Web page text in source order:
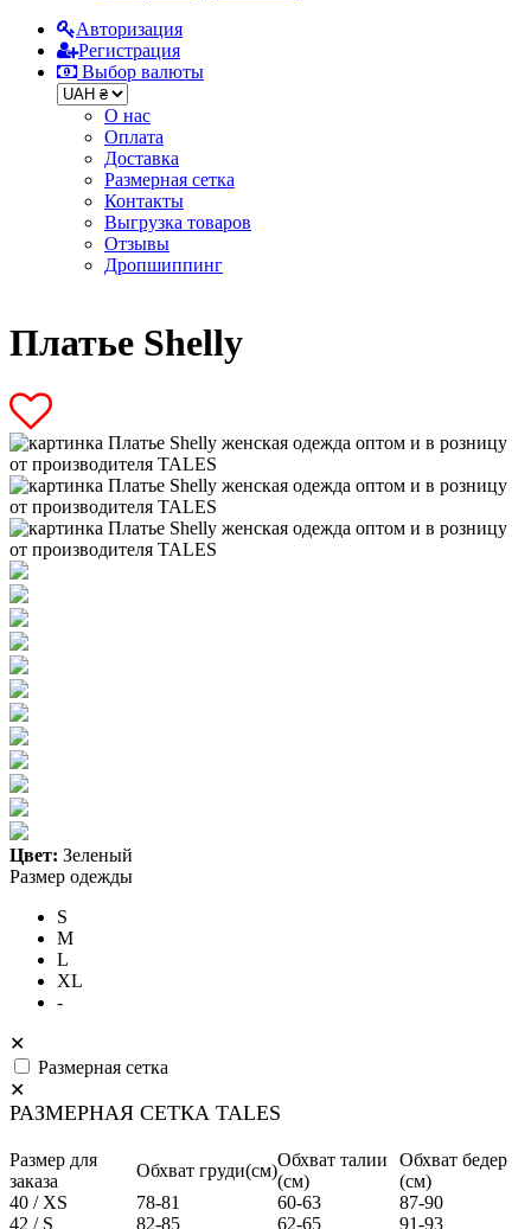
Авторизация
Регистрация
Выбор валюты
О нас
Оплата
Доставка
Размерная сетка
Контакты
Выгрузка товаров
Отзывы
Дропшиппинг
Платье Shelly
Цвет: Зеленый
Размер одежды
S
M
L
XL
-
✕
Размерная сетка
✕
РАЗМЕРНАЯ СЕТКА TALES
Размер для
заказа
Обхват груди(см)
Обхват талии
(см)
Обхват бедер
(см)
40 / XS
78-81 60-63
87-90
42 / S
82-85 62-65 91-93